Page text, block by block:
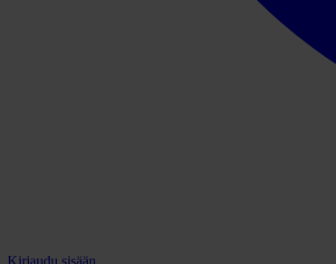
Kirjaudu sisään